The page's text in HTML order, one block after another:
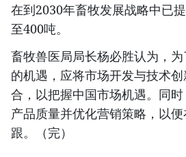
在到2030年畜牧发展战略中已
至400吨。
畜牧兽医局局长杨必胜认为，
的机遇，应将市场开发与技术
合，以把握中国市场机遇。同
产品质量并优化营销策略，以
跟。（完）